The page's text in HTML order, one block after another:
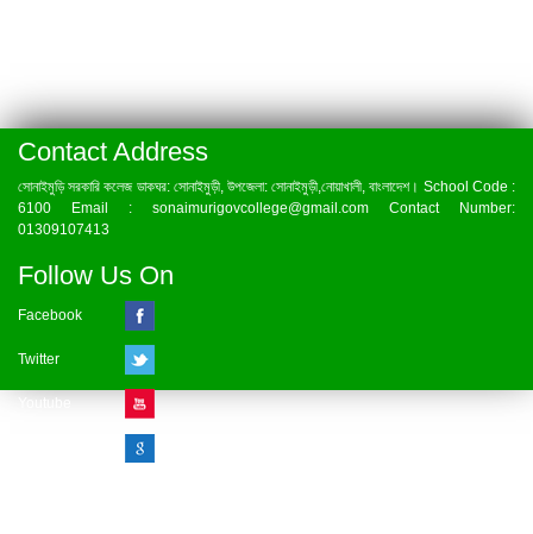
Contact Address
সোনাইমুড়ি সরকারি কলেজ ডাকঘর: সোনাইমুড়ী, উপজেলা: সোনাইমুড়ী,নোয়াখালী, বাংলাদেশ। School Code :
6100 Email : sonaimurigovcollege@gmail.com Contact Number:
01309107413
Follow Us On
Facebook
Twitter